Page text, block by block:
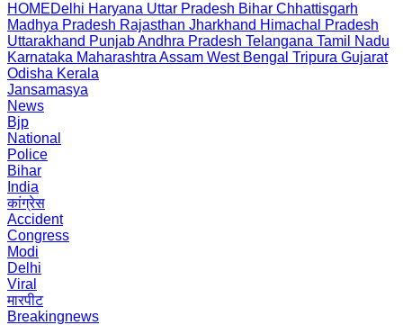
HOMEDelhi Haryana Uttar Pradesh Bihar Chhattisgarh
Madhya Pradesh Rajasthan Jharkhand Himachal Pradesh
Uttarakhand PunjabAndhra Pradesh Telangana Tamil Nadu
Karnataka Maharashtra Assam West Bengal Tripura Gujarat
Odisha Kerala
Jansamasya
News
Bjp
National
Police
Bihar
India
कांग्रेस
Accident
Congress
Modi
Delhi
Viral
मारपीट
Breakingnews